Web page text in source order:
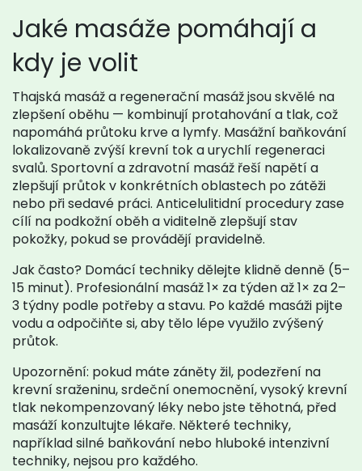
Jaké masáže pomáhají a
kdy je volit
Thajská masáž a regenerační masáž jsou skvělé na
zlepšení oběhu — kombinují protahování a tlak, což
napomáhá průtoku krve a lymfy. Masážní baňkování
lokalizovaně zvýší krevní tok a urychlí regeneraci
svalů. Sportovní a zdravotní masáž řeší napětí a
zlepšují průtok v konkrétních oblastech po zátěži
nebo při sedavé práci. Anticelulitidní procedury zase
cílí na podkožní oběh a viditelně zlepšují stav
pokožky, pokud se provádějí pravidelně.
Jak často? Domácí techniky dělejte klidně denně (5–
15 minut). Profesionální masáž 1× za týden až 1× za 2–
3 týdny podle potřeby a stavu. Po každé masáži pijte
vodu a odpočiňte si, aby tělo lépe využilo zvýšený
průtok.
Upozornění: pokud máte záněty žil, podezření na
krevní sraženinu, srdeční onemocnění, vysoký krevní
tlak nekompenzovaný léky nebo jste těhotná, před
masáží konzultujte lékaře. Některé techniky,
například silné baňkování nebo hluboké intenzivní
techniky, nejsou pro každého.